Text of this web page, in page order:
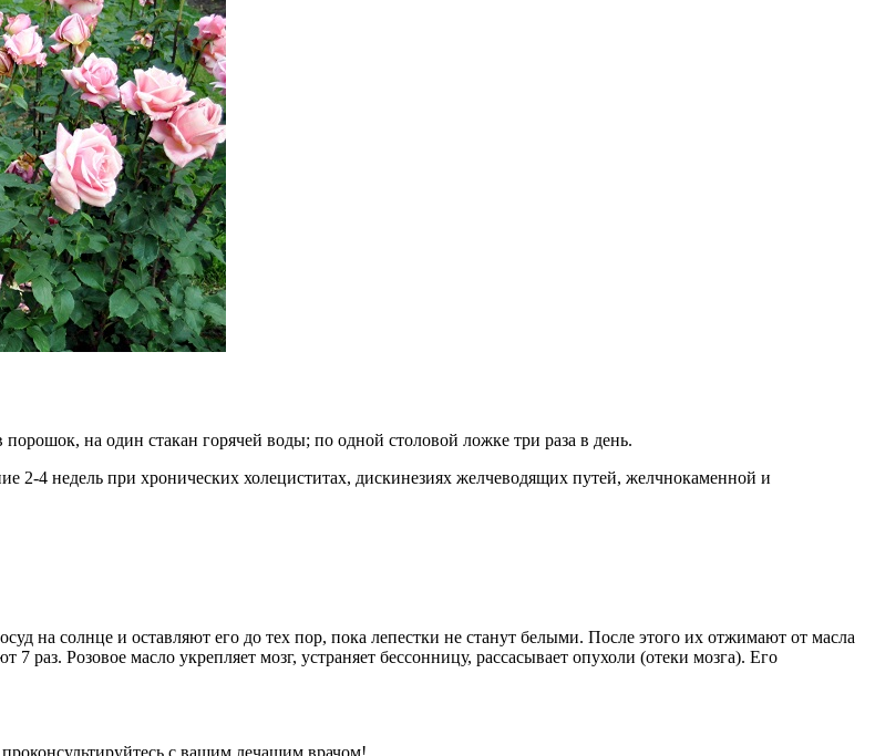
на один стакан горячей воды; по одной столовой ложке три раза в день.
2-4 недель при хронических холециститах, дискинезиях желчеводящих путей, желчнокаменной и
на солнце и оставляют его до тех пор, пока лепестки не станут белыми. После этого их отжимают от масла
Розовое масло укрепляет мозг, устраняет бессонницу, рассасывает опухоли (отеки мозга). Его
с вашим лечащим врачом!